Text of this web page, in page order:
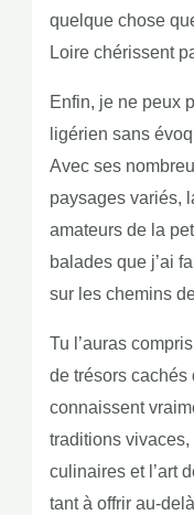
quelque chose
Loire chérissent
Enfin, je ne peux
ligérien sans
Avec ses
paysages variés,
amateurs de la
balades que j’ai
sur les chemins
Tu l’auras
de trésors
connaissent
traditions
culinaires et l’art
tant à offrir au-